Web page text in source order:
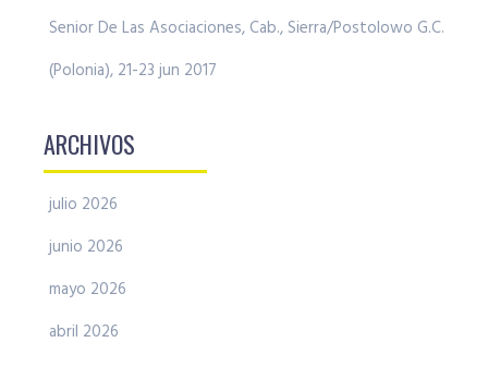
Senior De Las Asociaciones, Cab., Sierra/Postolowo G.C.
(Polonia), 21-23 jun 2017
ARCHIVOS
julio 2026
junio 2026
mayo 2026
abril 2026